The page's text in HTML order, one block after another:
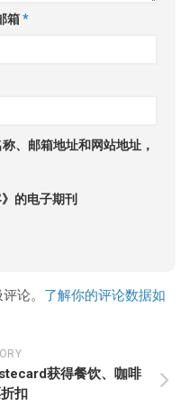
箱*
、邮箱地址和网站地址，
的电子期刊
论。 了解你的评论数据如
获得餐饮、咖啡
扣